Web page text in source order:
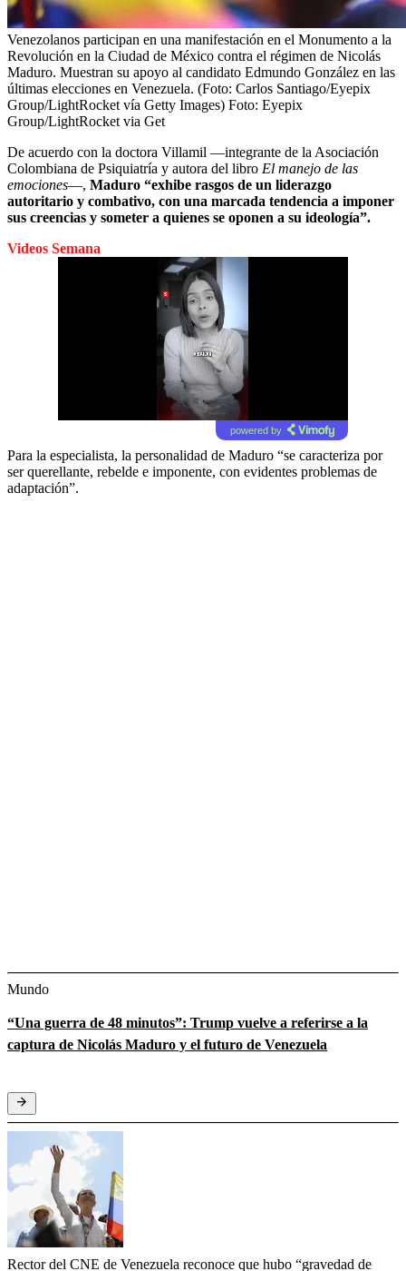
Venezolanos participan en una manifestación en el Monumento a la
Revolución en la Ciudad de México contra el régimen de Nicolás
Maduro. Muestran su apoyo al candidato Edmundo González en las
últimas elecciones en Venezuela. (Foto: Carlos Santiago/Eyepix
Group/LightRocket vía Getty Images) Foto: Eyepix
Group/LightRocket via Get
De acuerdo con la doctora Villamil —integrante de la Asociación
Colombiana de Psiquiatría y autora del libro El manejo de las
emociones—, Maduro “exhibe rasgos de un liderazgo
autoritario y combativo, con una marcada tendencia a imponer
sus creencias y someter a quienes se oponen a su ideología”.
Videos Semana
powered by
Para la especialista, la personalidad de Maduro “se caracteriza por
ser querellante, rebelde e imponente, con evidentes problemas de
adaptación”.
Mundo
“Una guerra de 48 minutos”: Trump vuelve a referirse a la
captura de Nicolás Maduro y el futuro de Venezuela
Rector del CNE de Venezuela reconoce que hubo “gravedad de